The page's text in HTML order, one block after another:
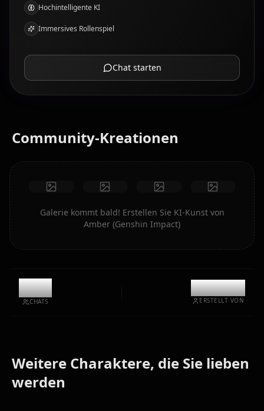
Hochintelligente KI
Immersives Rollenspiel
Chat starten
Community-Kreationen
Galerie kommt bald! Erstellen Sie KI-Kunst von
Amber (Genshin Impact)
6.1k
CHATS
@kanashi
ERSTELLT VON
Weitere Charaktere, die Sie lieben
werden
Eula
(Genshin
Ganyu
Hu Tao